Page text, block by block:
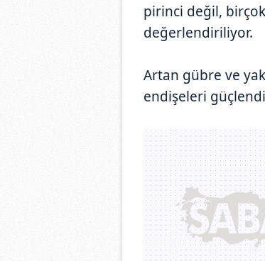
pirinci değil,
değerlendiriliyor.
Artan gübre ve
endişeleri